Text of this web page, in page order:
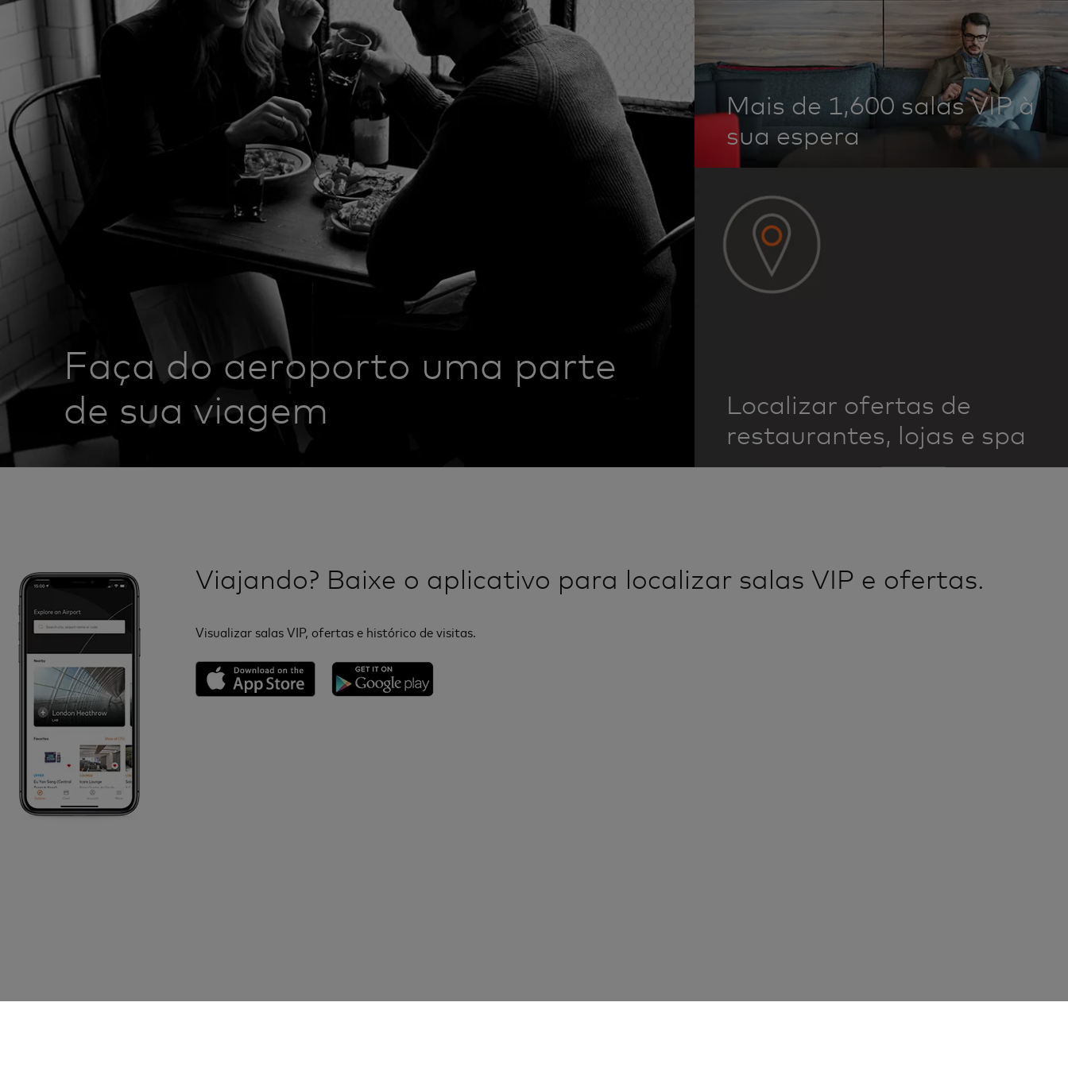
Faça do aeroporto uma parte
de sua viagem
Mais de 1,600 salas VIP à
sua espera
Localizar ofertas de
restaurantes, lojas e spa
Viajando? Baixe o aplicativo para localizar salas VIP e ofertas.
Visualizar salas VIP, ofertas e histórico de visitas.